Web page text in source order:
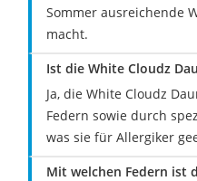
Sommer ausreichende
macht.
Ist die White Cloudz
Ja, die White Cloudz
Federn sowie durch
was sie für Allergiker
Mit welchen Federn ist